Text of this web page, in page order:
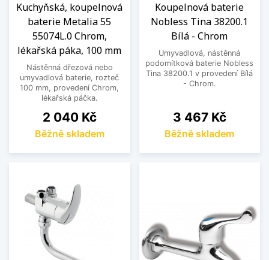
Kuchyňská, koupelnová
baterie Metalia 55
55074L.0 Chrom,
lékařská páka, 100 mm
Nástěnná dřezová nebo
umyvadlová baterie, rozteč
100 mm, provedení Chrom,
lékařská páčka.
Cena
2 040 Kč
Běžně skladem
Koupelnová baterie
Nobless Tina 38200.1
Bílá - Chrom
Umyvadlová, nástěnná
podomítková baterie Nobless
Tina 38200.1 v provedení Bílá
- Chrom.
Cena
3 467 Kč
Běžně skladem